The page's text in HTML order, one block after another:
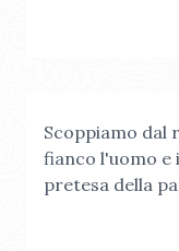
Scoppiamo dal
fianco l'uomo e
pretesa della